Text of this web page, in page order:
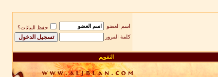
اسم العضو
حفظ البيانات؟
كلمة المرور
التقويم